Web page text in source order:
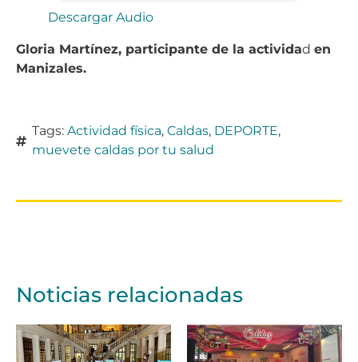
Descargar Audio
Gloria Martínez, participante de la actividad en
Manizales.
Tags: Actividad física, Caldas, DEPORTE,
muevete caldas por tu salud
Noticias relacionadas